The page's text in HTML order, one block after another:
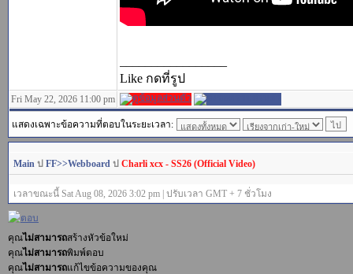
Like กดที่รูป
Fri May 22, 2026 11:00 pm
แสดงเฉพาะข้อความที่ตอบในระยะเวลา:
Main ป FF>>Webboard ป Charli xcx - SS26 (Official Video)
เวลาขณะนี้ Sat Aug 08, 2026 3:02 pm | ปรับเวลา GMT + 7 ชั่วโมง
คุณไม่สามารถสร้างหัวข้อใหม่
คุณไม่สามารถพิมพ์ตอบ
คุณไม่สามารถแก้ไขข้อความของคุณ